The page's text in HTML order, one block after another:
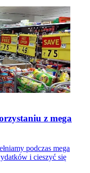
z mega
podczas mega
i cieszyć się